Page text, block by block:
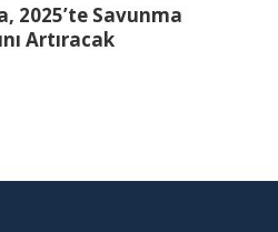
2025’te Savunma
Artıracak